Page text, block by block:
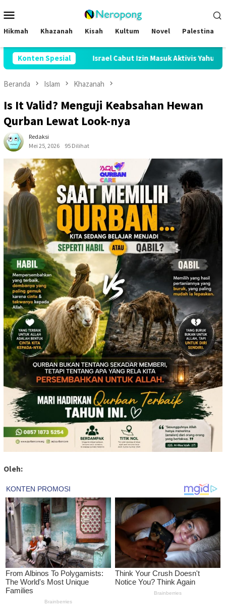
ke
kontenMobile
Hikmah Khazanah Kisah Kultum Novel Palestina
Konten Spesial
Israel Cabut Izin Masuk Aktivis Yahudi AS Pendukung
Beranda Islam Khazanah
Is It Valid? Menguji Keabsahan Hewan
Qurban Lewat Look-nya
Redaksi
Mei 25, 2026
95 Dilihat
Oleh: